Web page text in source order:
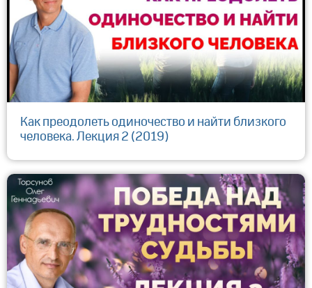
Как преодолеть одиночество и найти близкого
человека. Лекция 2 (2019)